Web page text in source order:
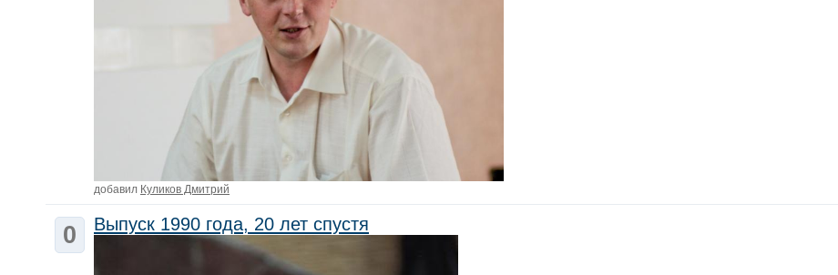
добавил Куликов Дмитрий
0 Выпуск 1990 года, 20 лет спустя